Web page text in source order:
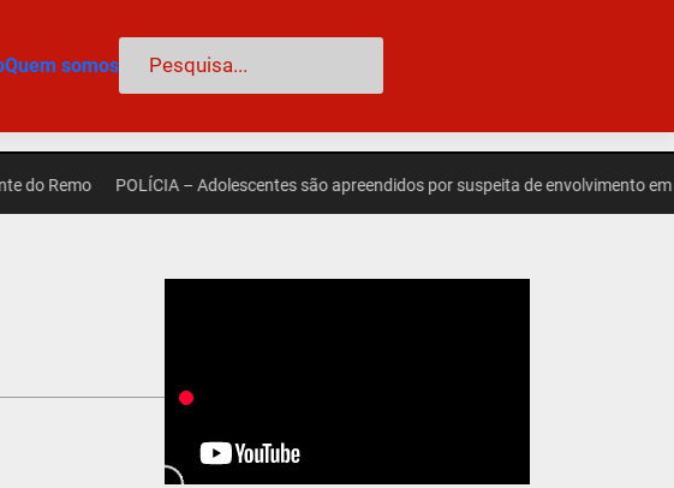
Quem somos Pesquisar
POLÍCIA – Adolescentes são apreendidos por suspeita de envolvimento em morte